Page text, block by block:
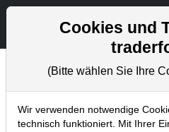
Chartanalysen
Home Blog Chartanalysen
Cookies und
(Bitte wählen Sie Ihre
Wir verwenden notwendige
technisch funktioniert. Mit Ihrer